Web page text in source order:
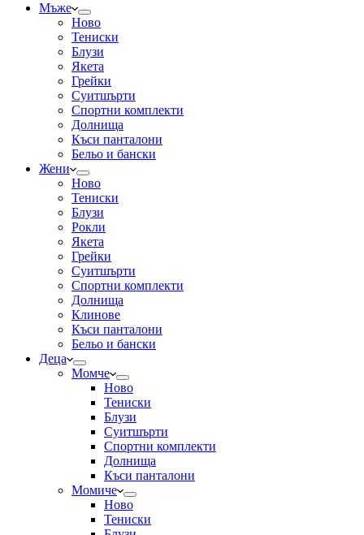
Мъже
Ново
Тениски
Блузи
Якета
Грейки
Суитшърти
Спортни комплекти
Долнища
Къси панталони
Бельо и бански
Жени
Ново
Тениски
Блузи
Рокли
Якета
Грейки
Суитшърти
Спортни комплекти
Долнища
Клинове
Къси панталони
Бельо и бански
Деца
Момче
Ново
Тениски
Блузи
Суитшърти
Спортни комплекти
Долнища
Къси панталони
Момиче
Ново
Тениски